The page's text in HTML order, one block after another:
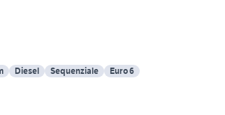
Diesel Sequenziale Euro 6